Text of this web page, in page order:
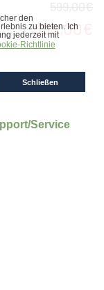
399,00€